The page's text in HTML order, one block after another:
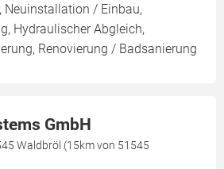
Neuinstallation / Einbau,
Hydraulischer Abgleich,
Renovierung / Badsanierung
GmbH
Waldbröl (15km von 51545